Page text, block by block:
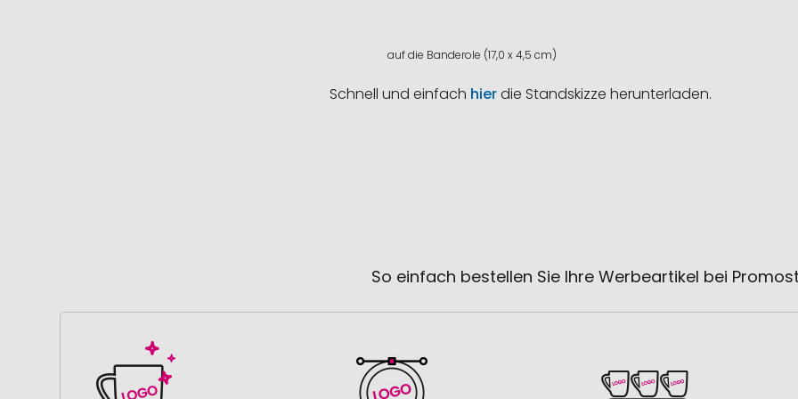
auf die Banderole (17,0 x 4,5 cm)
Schnell und einfach hierdie Standskizze herunterladen.
So einfach bestellen Sie Ihre Werbeartikel bei